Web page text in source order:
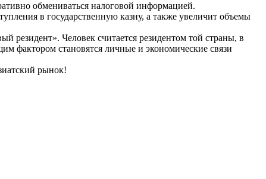
обмениваться налоговой информацией.
в государственную казну, а также увеличит объемы
резидент». Человек считается резидентом той страны, в
фактором становятся личные и экономические связи
рынок!